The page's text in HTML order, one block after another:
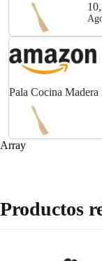
Pala Cocina
Array
Productos